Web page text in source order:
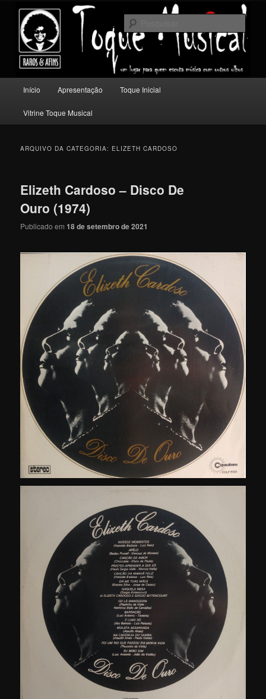
conteúdo
principal
conteúdo
secundário
Toque Musical
Um lugar para quem escuta música com outros olhos.
principal
Início Apresentação Toque Inicial
Vitrine Toque Musical
ARQUIVO DA CATEGORIA: ELIZETH CARDOSO
Elizeth Cardoso – Disco De
Ouro (1974)
Publicado em18 de setembro de 2021